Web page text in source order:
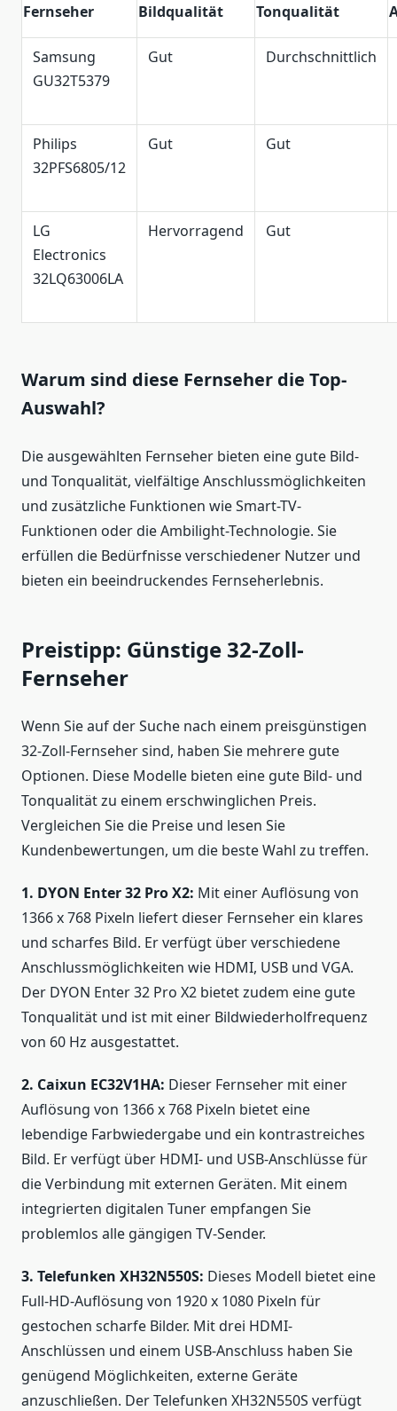
Fernseher Bildqualität Tonqualität
Samsung
GU32T5379
Gut Durchschnittlich
Philips
32PFS6805/12
Gut Gut
LG
Electronics
32LQ63006LA
Hervorragend Gut
Warum sind diese Fernseher die Top-
Auswahl?
Die ausgewählten Fernseher bieten eine gute Bild-
und Tonqualität, vielfältige Anschlussmöglichkeiten
und zusätzliche Funktionen wie Smart-TV-
Funktionen oder die Ambilight-Technologie. Sie
erfüllen die Bedürfnisse verschiedener Nutzer und
bieten ein beeindruckendes Fernseherlebnis.
Preistipp: Günstige 32-Zoll-
Fernseher
Wenn Sie auf der Suche nach einem preisgünstigen
32-Zoll-Fernseher sind, haben Sie mehrere gute
Optionen. Diese Modelle bieten eine gute Bild- und
Tonqualität zu einem erschwinglichen Preis.
Vergleichen Sie die Preise und lesen Sie
Kundenbewertungen, um die beste Wahl zu treffen.
1. DYON Enter 32 Pro X2: Mit einer Auflösung von
1366 x 768 Pixeln liefert dieser Fernseher ein klares
und scharfes Bild. Er verfügt über verschiedene
Anschlussmöglichkeiten wie HDMI, USB und VGA.
Der DYON Enter 32 Pro X2 bietet zudem eine gute
Tonqualität und ist mit einer Bildwiederholfrequenz
von 60 Hz ausgestattet.
2. Caixun EC32V1HA: Dieser Fernseher mit einer
Auflösung von 1366 x 768 Pixeln bietet eine
lebendige Farbwiedergabe und ein kontrastreiches
Bild. Er verfügt über HDMI- und USB-Anschlüsse für
die Verbindung mit externen Geräten. Mit einem
integrierten digitalen Tuner empfangen Sie
problemlos alle gängigen TV-Sender.
3. Telefunken XH32N550S: Dieses Modell bietet eine
Full-HD-Auflösung von 1920 x 1080 Pixeln für
gestochen scharfe Bilder. Mit drei HDMI-
Anschlüssen und einem USB-Anschluss haben Sie
genügend Möglichkeiten, externe Geräte
anzuschließen. Der Telefunken XH32N550S verfügt